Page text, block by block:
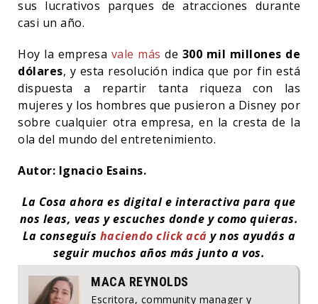
sus lucrativos parques de atracciones durante
casi un año.
Hoy la empresa vale más de 300 mil millones de
dólares, y esta resolución indica que por fin está
dispuesta a repartir tanta riqueza con las
mujeres y los hombres que pusieron a Disney por
sobre cualquier otra empresa, en la cresta de la
ola del mundo del entretenimiento.
Autor: Ignacio Esains.
La Cosa ahora es digital e interactiva para que
nos leas, veas y escuches donde y como quieras.
La conseguís haciendo click acá y nos ayudás a
seguir muchos años más junto a vos.
MACA REYNOLDS
Escritora, community manager y